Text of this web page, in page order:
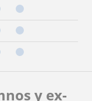
y ex-